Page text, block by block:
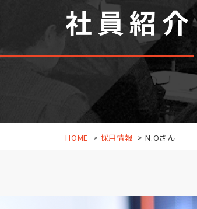
小ロット生産
医療系もの
(グループ
販促プロモ
社員紹介
HOME 採用情報 N.Oさん